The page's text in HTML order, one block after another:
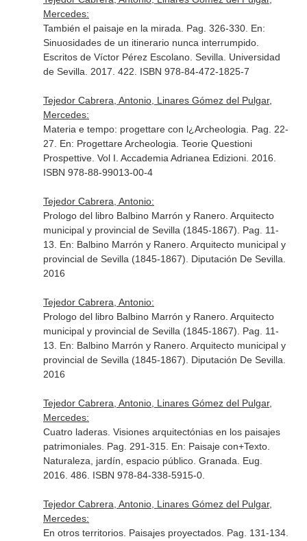
Mercedes:
También el paisaje en la mirada. Pag. 326-330. En:
Sinuosidades de un itinerario nunca interrumpido.
Escritos de Víctor Pérez Escolano. Sevilla. Universidad
de Sevilla. 2017. 422. ISBN 978-84-472-1825-7
Tejedor Cabrera, Antonio, Linares Gómez del Pulgar,
Mercedes:
Materia e tempo: progettare con l¿Archeologia. Pag. 22-
27. En: Progettare Archeologia. Teorie Questioni
Prospettive. Vol I . Accademia Adrianea Edizioni. 2016.
ISBN 978-88-99013-00-4
Tejedor Cabrera, Antonio:
Prologo del libro Balbino Marrón y Ranero. Arquitecto
municipal y provincial de Sevilla (1845-1867). Pag. 11-
13. En: Balbino Marrón y Ranero. Arquitecto municipal y
provincial de Sevilla (1845-1867) . Diputación De Sevilla.
2016
Tejedor Cabrera, Antonio:
Prologo del libro Balbino Marrón y Ranero. Arquitecto
municipal y provincial de Sevilla (1845-1867). Pag. 11-
13. En: Balbino Marrón y Ranero. Arquitecto municipal y
provincial de Sevilla (1845-1867) . Diputación De Sevilla.
2016
Tejedor Cabrera, Antonio, Linares Gómez del Pulgar,
Mercedes:
Cuatro laderas. Visiones arquitectónias en los paisajes
patrimoniales. Pag. 291-315. En: Paisaje con+Texto.
Naturaleza, jardín, espacio público. Granada. Eug.
2016. 486. ISBN 978-84-338-5915-0.
Tejedor Cabrera, Antonio, Linares Gómez del Pulgar,
Mercedes:
En otros territorios. Paisajes proyectados. Pag. 131-134.